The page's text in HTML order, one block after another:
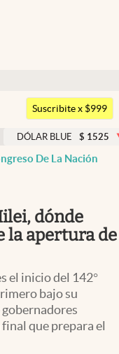
Argentina
Uruguay
Suscribite x $999
BLUE $ 1525 -0.33 %
De La Nación
dónde
la apertura de
el inicio del 142°
bajo su
gobernadores
que prepara el